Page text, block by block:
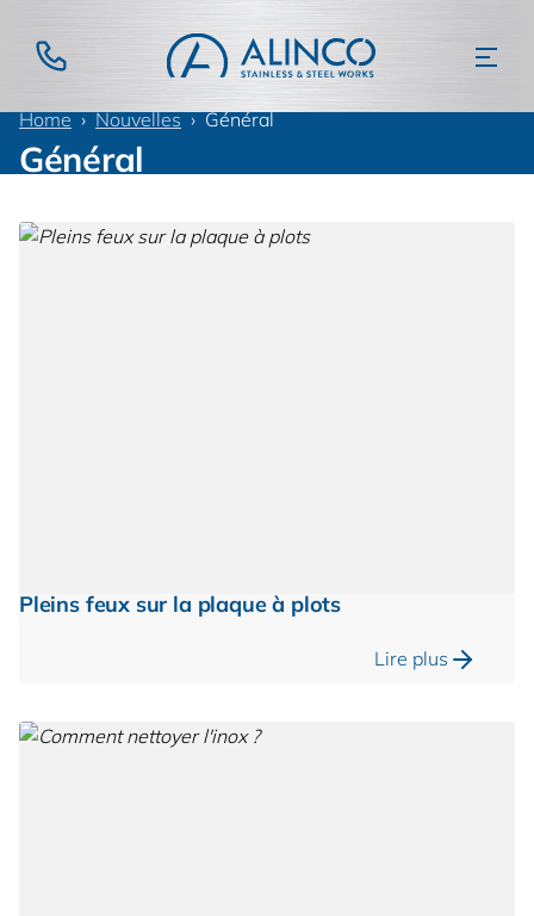
Home Nouvelles Général
Général
Pleins feux sur la plaque à plots
Lire plus